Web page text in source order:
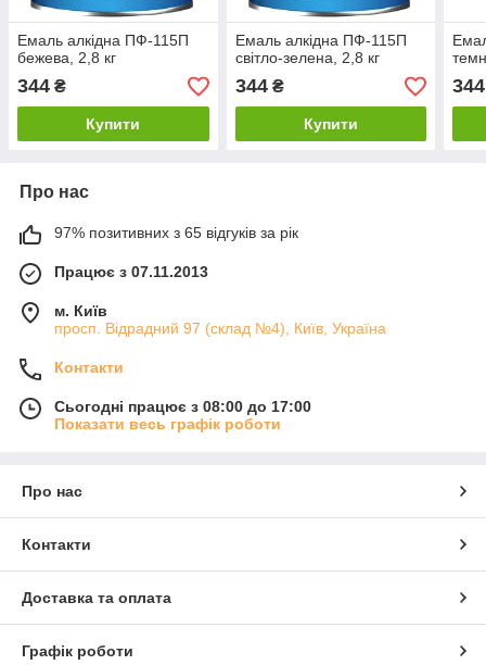
Емаль алкідна ПФ-115П
бежева, 2,8 кг
344 ₴
Купити
Емаль алкідна ПФ-115П
світло-зелена, 2,8 кг
344₴
Купити
344
Про нас
97% позитивних з 65 відгуків за рік
Працює з 07.11.2013
м. Київ
просп. Відрадний 97 (склад №4), Київ, Україна
Контакти
Сьогодні працює з 08:00 до 17:00
Показати весь графік роботи
Про нас
Контакти
Доставка та оплата
Графік роботи